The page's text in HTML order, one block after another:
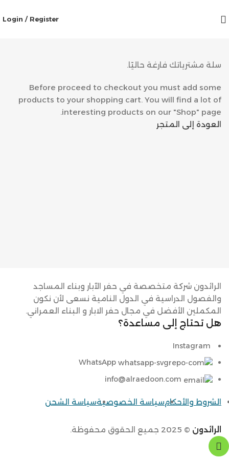
Login / Register
سلة مشترياتك فارغة حاليًا.
Before proceed to checkout you must add some
products to your shopping cart. You will find a lot of
interesting products on our "Shop" page.
العودة إلى المتجر
الرائدون شركة متخصصة في حفر الآبار وبناء المساجد
والفصول الدراسية في الدول النامية نسعى لأن نكون
المكملين الأفضل في مجال حفر الابار و البناء العمراني.
هل تحتاج إلى مساعدة؟
Instagram
WhatsApp
info@alraedoon.com
الشروط والأحكامسياسة الخصوصيةسياسة الشحن
الرائدون © 2025 جميع الحقوق محفوظة.